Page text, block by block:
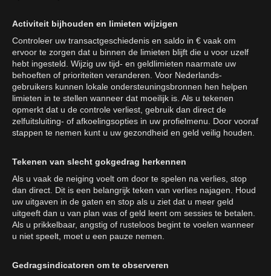
Activiteit bijhouden en limieten wijzigen
Controleer uw transactgeschiedenis en saldo in € vaak om
ervoor te zorgen dat u binnen de limieten blijft die u voor uzelf
hebt ingesteld. Wijzig uw tijd- en geldlimieten naarmate uw
behoeften of prioriteiten veranderen. Voor Nederlands-
gebruikers kunnen lokale ondersteuningsbronnen hen helpen
limieten in te stellen wanneer dat moeilijk is. Als u tekenen
opmerkt dat u de controle verliest, gebruik dan direct de
zelfuitsluiting- of afkoelingsopties in uw profielmenu. Door vooraf
stappen te nemen kunt u uw gezondheid en geld veilig houden.
Tekenen van slecht gokgedrag herkennen
Als u vaak de neiging voelt om door te spelen na verlies, stop
dan direct. Dit is een belangrijk teken van verlies najagen. Houd
uw uitgaven in de gaten en stop als u ziet dat u meer geld
uitgeeft dan u van plan was of geld leent om sessies te betalen.
Als u prikkelbaar, angstig of rusteloos begint te voelen wanneer
u niet speelt, moet u een pauze nemen.
Gedragsindicatoren om te observeren